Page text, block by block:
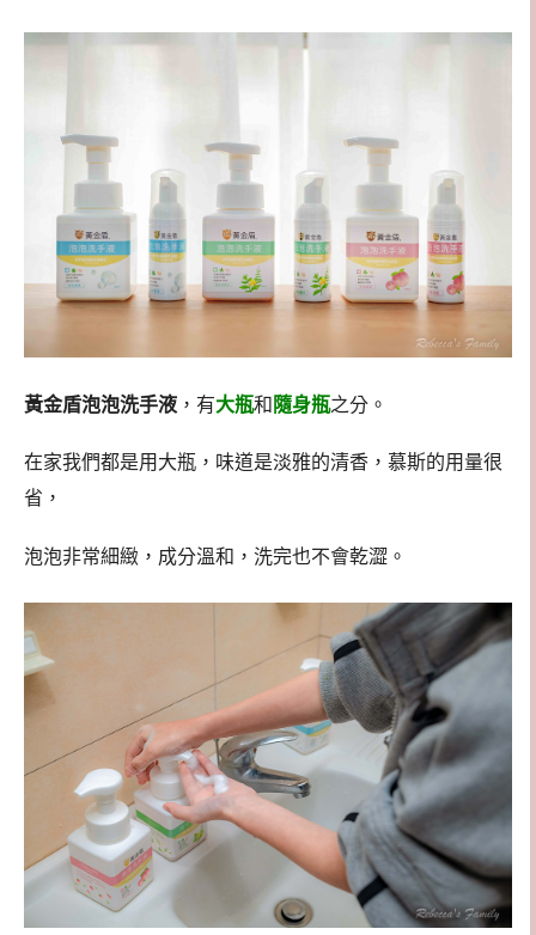
黃金盾泡泡洗手液 ，有大瓶和 隨身瓶之分。
在家我們都是用大瓶，味道是淡雅的清香，慕斯的用量很
省，
泡泡非常細緻，成分溫和，洗完也不會乾澀。